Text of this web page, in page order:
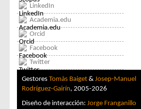
LinkedIn
Academia.edu
Orcid
Facebook
Twitter
Gestores Tomàs Baiget & Josep-Manuel
Rodríguez-Gairín, 2005-2026
Diseño de interacción: Jorge Franganillo